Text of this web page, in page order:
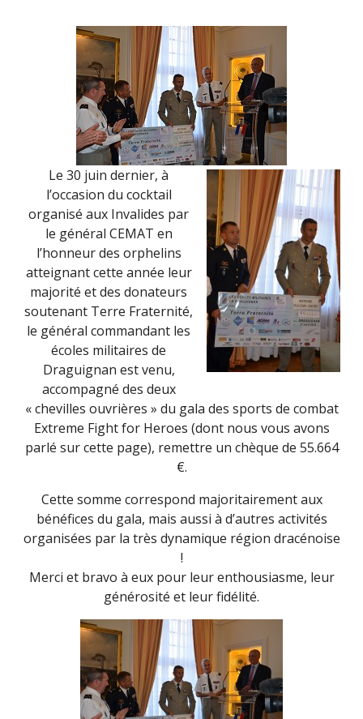
Le 30 juin dernier, à
l’occasion du cocktail
organisé aux Invalides par
le général CEMAT en
l’honneur des orphelins
atteignant cette année leur
majorité et des donateurs
soutenant Terre Fraternité,
le général commandant les
écoles militaires de
Draguignan est venu,
accompagné des deux
« chevilles ouvrières » du gala des sports de combat
Extreme Fight for Heroes (dont nous vous avons
parlé sur cette page), remettre un chèque de 55.664
€.
Cette somme correspond majoritairement aux
bénéfices du gala, mais aussi à d’autres activités
organisées par la très dynamique région dracénoise
!
Merci et bravo à eux pour leur enthousiasme, leur
générosité et leur fidélité.